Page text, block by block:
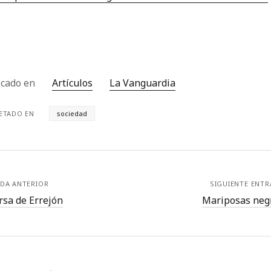
en Artículos La Vanguardia
EN sociedad
ANTERIOR
de Errejón
SIGUIENTE
Mariposas